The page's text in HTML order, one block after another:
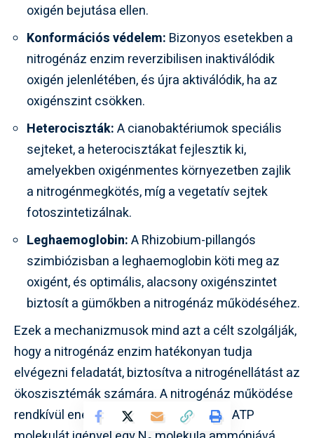
oxigén bejutása ellen.
Konformációs védelem: Bizonyos esetekben a
nitrogénáz enzim reverzibilisen inaktiválódik
oxigén jelenlétében, és újra aktiválódik, ha az
oxigénszint csökken.
Heterociszták:A cianobaktériumok speciális
sejteket, a heterocisztákat fejlesztik ki,
amelyekben oxigénmentes környezetben zajlik
a nitrogénmegkötés, míg a vegetatív sejtek
fotoszintetizálnak.
Leghaemoglobin:A Rhizobium-pillangós
szimbiózisban a leghaemoglobin köti meg az
oxigént, és optimális, alacsony oxigénszintet
biztosít a gümőkben a nitrogénáz működéséhez.
Ezek a mechanizmusok mind azt a célt szolgálják,
hogy a nitrogénáz enzim hatékonyan tudja
elvégezni feladatát, biztosítva a nitrogénellátást az
ökoszisztémák számára. A nitrogénáz működése
rendkívül energiaigényes, körülbelül 16 ATP